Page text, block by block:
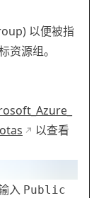
以便被指
资源组。
以查看
入 Public